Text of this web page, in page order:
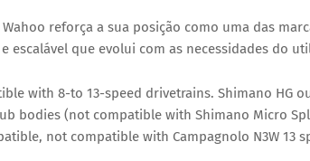
Wahoo reforça a sua posição como uma das
escalável que evolui com as necessidades do
with 8-to 13-speed drivetrains. Shimano HG
bodies (not compatible with Shimano Micro
not compatible with Campagnolo N3W 13